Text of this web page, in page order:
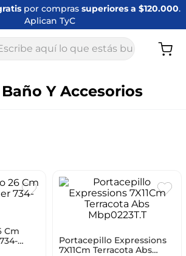
por compras superiores a $120.000.
Aplican TyC
aquí lo que estás buscando
Y Accesorios
Cm
Portacepillo Expressions
7X11Cm Terracota Abs